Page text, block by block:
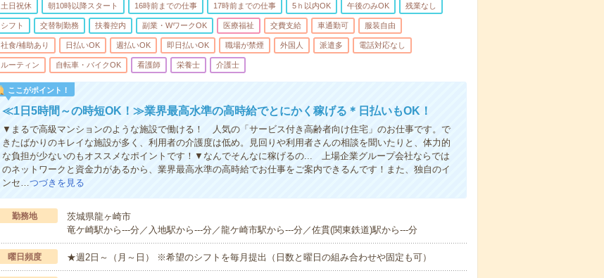
土日祝休 朝10時以降スタート 16時前までの仕事 17時前までの仕事 5ｈ以内OK 午後のみOK 残業なし
シフト 交替制勤務 扶養控内 副業・WワークOK 医療福祉 交費支給 車通勤可 服装自由
社食/補助あり 日払いOK 週払いOK 即日払いOK 職場が禁煙 外国人 派遣多 電話対応なし
ルーティン 自転車・バイクOK 看護師 栄養士 介護士
ここがポイント！
≪1日5時間～の時短OK！≫業界最高水準の高時給でとにかく稼げる＊日払いもOK！
▼まるで高級マンションのような施設で働ける！ 人気の「サービス付き高齢者向け住宅」のお仕事です。で
きたばかりのキレイな施設が多く、利用者の介護度は低め。見回りや利用者さんの相談を聞いたりと、体力的
な負担が少ないのもオススメなポイントです！▼なんでそんなに稼げるの... 上場企業グループ会社ならでは
のネットワークと資金力があるから、業界最高水準の高時給でお仕事をご案内できるんです！また、独自のイ
ンセ…つづきを見る
勤務地
茨城県龍ヶ崎市
竜ケ崎駅から---分／入地駅から---分／龍ケ崎市駅から---分／佐貫(関東鉄道)駅から---分
曜日頻度 ★週2日～（月～日） ※希望のシフトを毎月提出（日数と曜日の組み合わせや固定も可）